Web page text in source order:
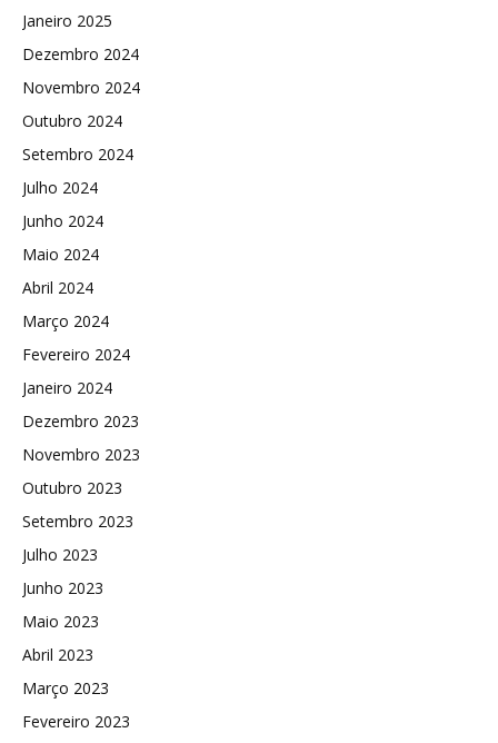
Janeiro 2025
Dezembro 2024
Novembro 2024
Outubro 2024
Setembro 2024
Julho 2024
Junho 2024
Maio 2024
Abril 2024
Março 2024
Fevereiro 2024
Janeiro 2024
Dezembro 2023
Novembro 2023
Outubro 2023
Setembro 2023
Julho 2023
Junho 2023
Maio 2023
Abril 2023
Março 2023
Fevereiro 2023